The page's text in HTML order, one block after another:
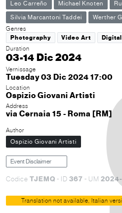
Leo Carreño
Michael Knoten
Silvia Marcantoni Taddei
Werther
Genres
Photography
Video Art
Duration
03-14 Dic 2024
Vernissage
Tuesday 03 Dic 2024 17:00
Location
Ospizio Giovani Artisti
Address
via Cernaia 15 - Roma [RM]
Author
Ospizio Giovani Artisti
Event Disclaimer
Codice TJEMQ - ID 367 - UM 2024-
Translation not available, Italian